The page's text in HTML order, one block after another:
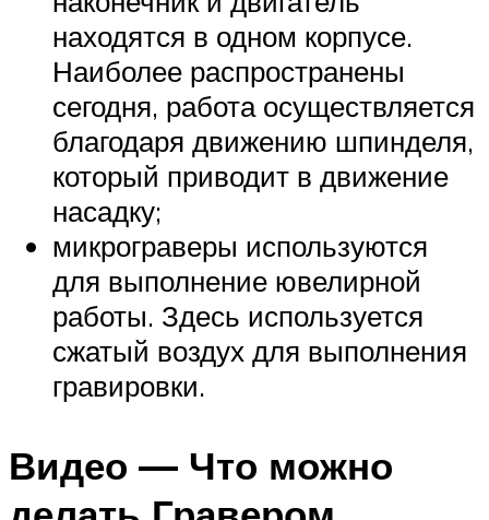
находятся в одном корпусе.
Наиболее распространены
сегодня, работа осуществляется
благодаря движению шпинделя,
который приводит в движение
насадку;
микрограверы используются
для выполнение ювелирной
работы. Здесь используется
сжатый воздух для выполнения
гравировки.
Видео — Что можно